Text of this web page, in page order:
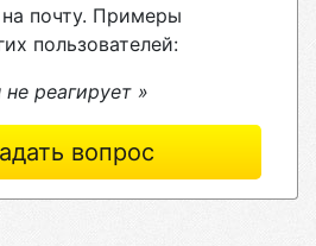
почту. Примеры
пользователей:
не реагирует »
вопрос